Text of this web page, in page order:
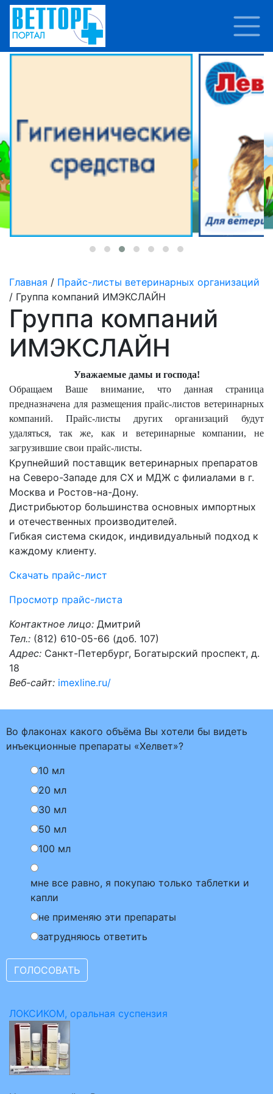
Главная / Прайс-листы ветеринарных организаций
/ Группа компаний ИМЭКСЛАЙН
Группа компаний
ИМЭКСЛАЙН
Уважаемые дамы и господа!
Обращаем Ваше внимание, что данная страница
предназначена для размещения прайс-листов ветеринарных
компаний. Прайс-листы других организаций будут
удаляться, так же, как и ветеринарные компании, не
загрузившие свои прайс-листы.
Крупнейший поставщик ветеринарных препаратов
на Северо-Западе для СХ и МДЖ с филиалами в г.
Москва и Ростов-на-Дону.
Дистрибьютор большинства основных импортных
и отечественных производителей.
Гибкая система скидок, индивидуальный подход к
каждому клиенту.
Скачать прайс-лист
Просмотр прайс-листа
Контактное лицо: Дмитрий
Тел.: (812) 610-05-66 (доб. 107)
Адрес: Санкт-Петербург, Богатырский проспект, д.
18
Веб-сайт: imexline.ru/
Во флаконах какого объёма Вы хотели бы видеть
инъекционные препараты «Хелвет»?
10 мл
20 мл
30 мл
50 мл
100 мл
мне все равно, я покупаю только таблетки и
капли
не применяю эти препараты
затрудняюсь ответить
ЛОКСИКОМ, оральная суспензия